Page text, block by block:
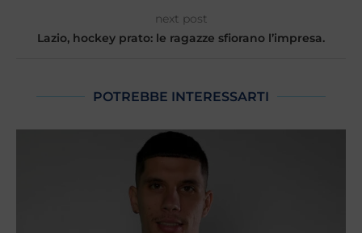
next post
Lazio, hockey prato: le ragazze sfiorano l’impresa.
POTREBBE INTERESSARTI